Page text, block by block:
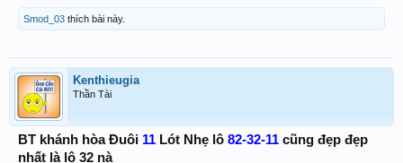
Smod_03 thích bài này.
Kenthieugia
Thần Tài
BT khánh hòa Đuôi 11 Lót Nhẹ lô 82-32-11 cũng đẹp đẹp
nhất là lô 32 nà